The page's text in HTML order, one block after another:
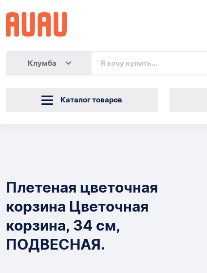
Клумба
Каталог товаров
Цветочная
корзина,
34
см,
Плетеная цветочная
корзина Цветочная
корзина, 34 см,
ПОДВЕСНАЯ.